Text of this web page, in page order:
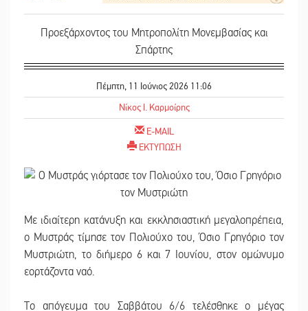
Προεξάρχοντος του Μητροπολίτη Μονεμβασίας και
Σπάρτης
Πέμπτη, 11 Ιούνιος 2026 11:06
Νίκος Ι. Καρμοίρης
E-MAIL
ΕΚΤΥΠΩΣΗ
Με ιδιαίτερη κατάνυξη και εκκλησιαστική μεγαλοπρέπεια,
ο Μυστράς τίμησε τον Πολιούχο του, Όσιο Γρηγόριο τον
Μυστριώτη, το διήμερο 6 και 7 Ιουνίου, στον ομώνυμο
εορτάζοντα ναό.
Το απόγευμα του Σαββάτου 6/6 τελέσθηκε ο μέγας